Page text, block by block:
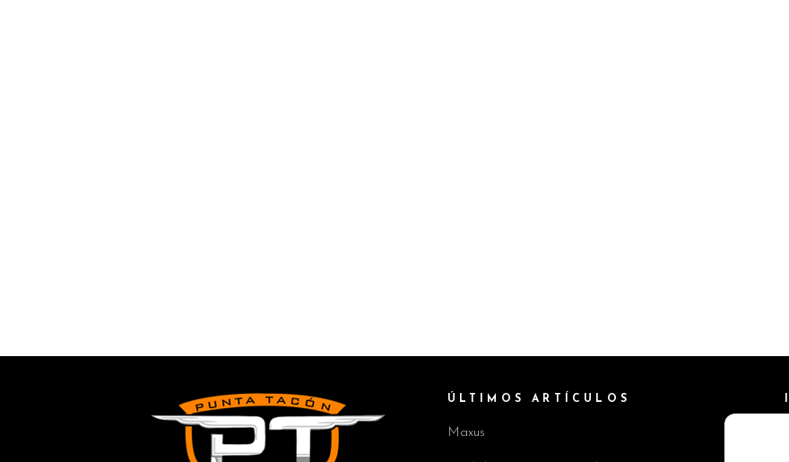
ÚLTIMOS ARTÍCULOS
Maxus